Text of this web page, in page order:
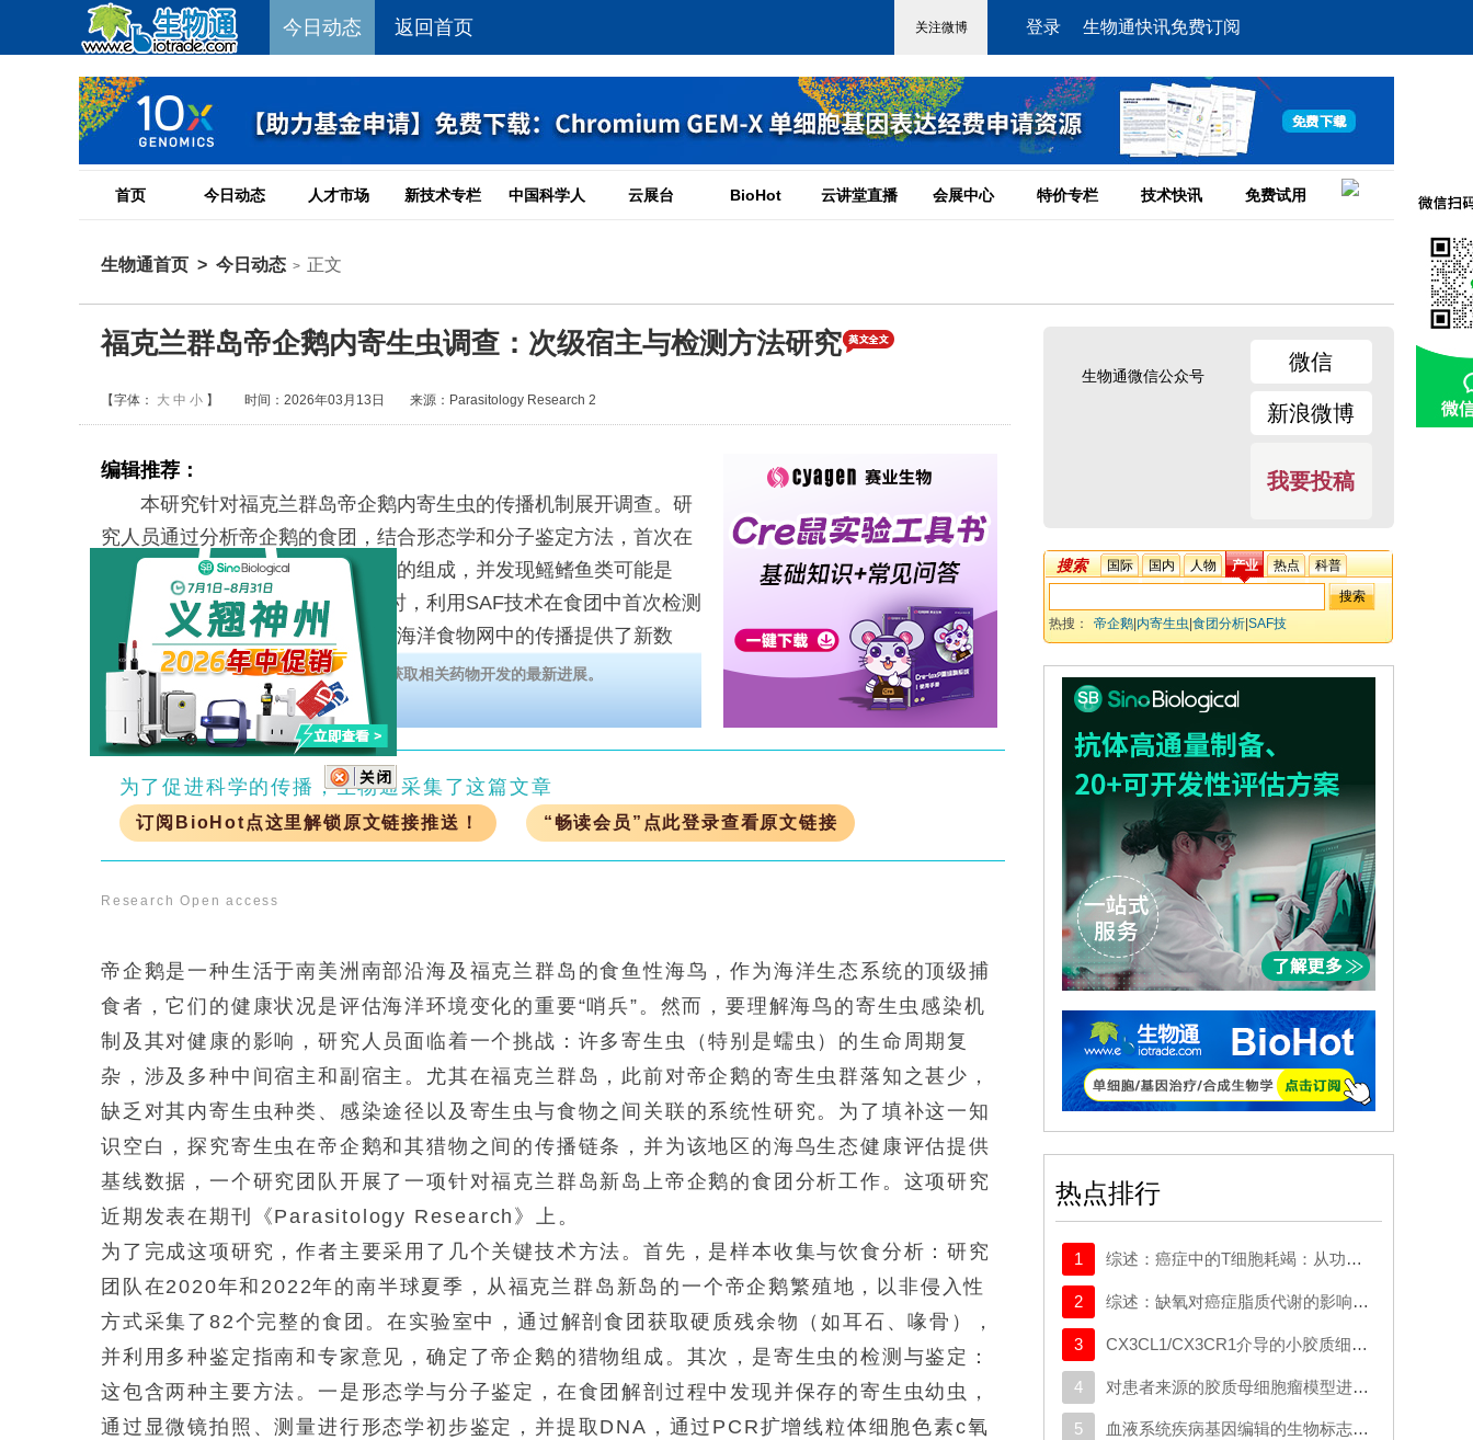
今日动态 返回首页 登录 生物通快讯免费订阅
首页 今日动态 人才市场 新技术专栏 中国科学人 云展台 BioHot 云讲堂直播 会展中心 特价专栏 技术快讯 免费试用
生物通首页 > 今日动态 > 正文
福克兰群岛帝企鹅内寄生虫调查：次级宿主与检测方法研究
【字体： 大 中 小 】 时间：2026年03月13日 来源：Parasitology Research 2
编辑推荐：
本研究针对福克兰群岛帝企鹅内寄生虫的传播机制展开调查。研
究人员通过分析帝企鹅的食团，结合形态学和分子鉴定方法，首次在
该地区系统性地检测了其内寄生虫的组成，并发现鳐鳍鱼类可能是
Contracaecum的重要副宿主。同时，利用SAF技术在食团中首次检测
到异形科吸虫卵，为理解寄生虫在海洋食物网中的传播提供了新数
据，并对海洋生态健康监测具有重要参考价值。
下载【肥胖症和糖尿病明星治疗靶点】，获取相关药物开发的最新进展。
为了促进科学的传播，生物通采集了这篇文章
订阅BioHot点这里解锁原文链接推送！ “畅读会员”点此登录查看原文链接
Research Open access
帝企鹅是一种生活于南美洲南部沿海及福克兰群岛的食鱼性海鸟，作为海洋生态系统的顶级捕
食者，它们的健康状况是评估海洋环境变化的重要“哨兵”。然而，要理解海鸟的寄生虫感染机
制及其对健康的影响，研究人员面临着一个挑战：许多寄生虫（特别是蠕虫）的生命周期复
杂，涉及多种中间宿主和副宿主。尤其在福克兰群岛，此前对帝企鹅的寄生虫群落知之甚少，
缺乏对其内寄生虫种类、感染途径以及寄生虫与食物之间关联的系统性研究。为了填补这一知
识空白，探究寄生虫在帝企鹅和其猎物之间的传播链条，并为该地区的海鸟生态健康评估提供
基线数据，一个研究团队开展了一项针对福克兰群岛新岛上帝企鹅的食团分析工作。这项研究
近期发表在期刊《Parasitology Research》上。
为了完成这项研究，作者主要采用了几个关键技术方法。首先，是样本收集与饮食分析：研究
团队在2020年和2022年的南半球夏季，从福克兰群岛新岛的一个帝企鹅繁殖地，以非侵入性
方式采集了82个完整的食团。在实验室中，通过解剖食团获取硬质残余物（如耳石、喙骨），
并利用多种鉴定指南和专家意见，确定了帝企鹅的猎物组成。其次，是寄生虫的检测与鉴定：
这包含两种主要方法。一是形态学与分子鉴定，在食团解剖过程中发现并保存的寄生虫幼虫，
通过显微镜拍照、测量进行形态学初步鉴定，并提取DNA，通过PCR扩增线粒体细胞色素c氧
生物通微信公众号
微信
新浪微博
我要投稿
搜索 国际 国内 人物 产业 热点 科普
热搜： 帝企鹅 内寄生虫 食团分析 SAF技
主关系|海洋食物网|分子鉴定
热点排行
1 综述：癌症中的T细胞耗竭：从功能衰退到适应性免疫调节
2 综述：缺氧对癌症脂质代谢的影响：一项系统性综述
3 CX3CL1/CX3CR1介导的小胶质细胞对少突胶质细胞前体细胞的吞噬作用，会加剧七氟醚在新生小鼠中引起的髓鞘形成障碍
4 对患者来源的胶质母细胞瘤模型进行代谢组学和药物谱分析，揭示了IDH野生型肿瘤中的可靶向脆弱点
5 血液系统疾病基因编辑的生物标志物意义：来自ASH 2025的最新进展